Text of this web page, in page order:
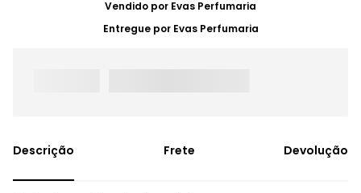
Vendido por Evas Perfumaria
Entregue por Evas Perfumaria
Frete Devolução